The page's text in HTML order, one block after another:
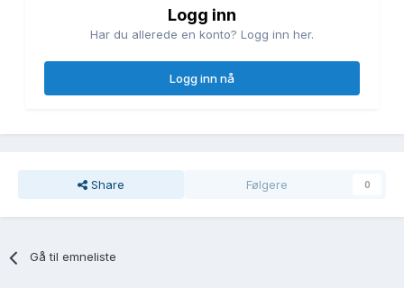
Logg inn
Har du allerede en konto? Logg inn her.
Logg inn nå
Share Følgere 0
Gå til emneliste